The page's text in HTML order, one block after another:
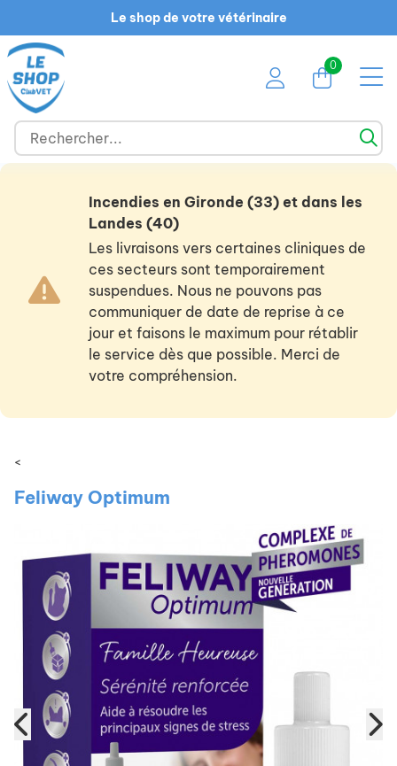
Le shop de votre vétérinaire
0
Incendies en Gironde (33) et dans les
Landes (40)
Les livraisons vers certaines cliniques de
ces secteurs sont temporairement
suspendues. Nous ne pouvons pas
communiquer de date de reprise à ce
jour et faisons le maximum pour rétablir
le service dès que possible. Merci de
votre compréhension.
<
Feliway Optimum